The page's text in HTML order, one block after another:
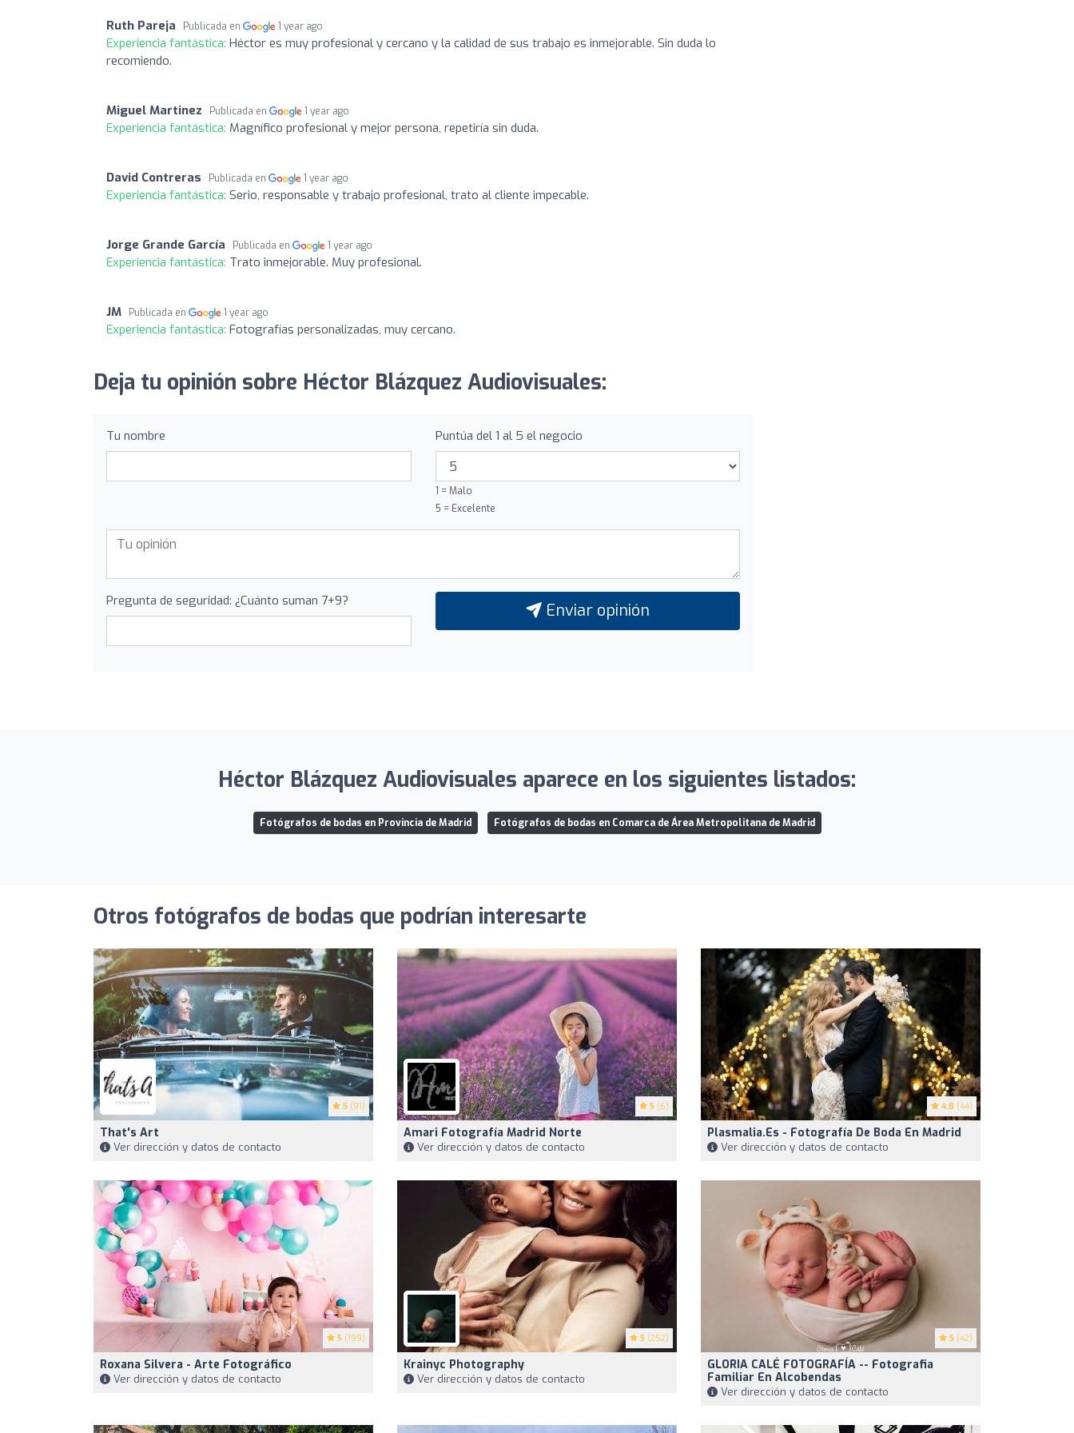
Ruth Pareja Publicada en 1 year ago
Experiencia fantástica: Héctor es muy profesional y cercano y la calidad de sus trabajo es inmejorable. Sin duda lo
recomiendo.
Miguel Martinez Publicada en 1 year ago
Experiencia fantástica: Magnífico profesional y mejor persona, repetiría sin duda.
David Contreras Publicada en 1 year ago
Experiencia fantástica: Serio, responsable y trabajo profesional, trato al cliente impecable.
Jorge Grande García Publicada en 1 year ago
Experiencia fantástica: Trato inmejorable. Muy profesional.
JM Publicada en 1 year ago
Experiencia fantástica: Fotografías personalizadas, muy cercano.
Deja tu opinión sobre Héctor Blázquez Audiovisuales:
Tu nombre Puntúa del 1 al 5 el negocio
1 = Malo
5 = Excelente
Pregunta de seguridad: ¿Cuánto suman 7+9? Enviar opinión
Héctor Blázquez Audiovisuales aparece en los siguientes listados:
Fotógrafos de bodas en Provincia de Madrid Fotógrafos de bodas en Comarca de Área Metropolitana de Madrid
Otros fotógrafos de bodas que podrían interesarte
5 (91)
That's Art
Ver dirección y datos de contacto
5 (6)
Amari Fotografía Madrid Norte
Ver dirección y datos de contacto
4.8 (44)
Plasmalia.es - Fotografía De Boda En Madrid
Ver dirección y datos de contacto
5 (199)
Roxana Silvera - Arte Fotográfico
Ver dirección y datos de contacto
5 (252)
Krainyc Photography
Ver dirección y datos de contacto
5 (42)
GLORIA CALÉ FOTOGRAFÍA -- Fotografia
Familiar En Alcobendas
Ver dirección y datos de contacto